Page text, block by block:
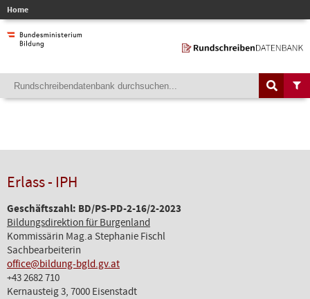
Home
Erlass - IPH
Geschäftszahl: BD/PS-PD-2-16/2-2023
Bildungsdirektion für Burgenland
Kommissärin Mag.a Stephanie Fischl
Sachbearbeiterin
office@bildung-bgld.gv.at
+43 2682 710
Kernausteig 3, 7000 Eisenstadt